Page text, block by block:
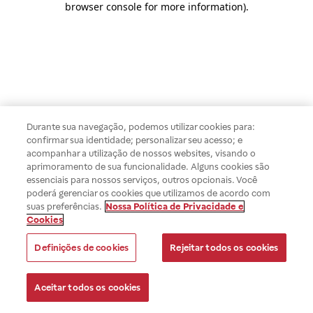
browser console for more information).
Durante sua navegação, podemos utilizar cookies para:
confirmar sua identidade; personalizar seu acesso; e
acompanhar a utilização de nossos websites, visando o
aprimoramento de sua funcionalidade. Alguns cookies são
essenciais para nossos serviços, outros opcionais. Você
poderá gerenciar os cookies que utilizamos de acordo com
suas preferências. Nossa Política de Privacidade e
Cookies
Definições de cookies Rejeitar todos os cookies
Aceitar todos os cookies